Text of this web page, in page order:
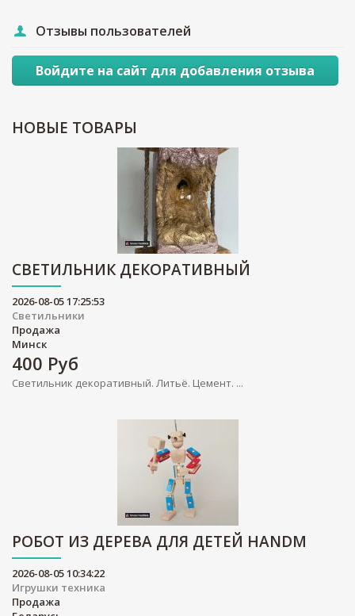
Отзывы пользователей
Войдите на сайт для добавления отзыва
НОВЫЕ ТОВАРЫ
СВЕТИЛЬНИК ДЕКОРАТИВНЫЙ
2026-08-05 17:25:53
Светильники
Продажа
Минск
400 Руб
Светильник декоративный. Литьё. Цемент. ...
РОБОТ ИЗ ДЕРЕВА ДЛЯ ДЕТЕЙ HANDM
2026-08-05 10:34:22
Игрушки техника
Продажа